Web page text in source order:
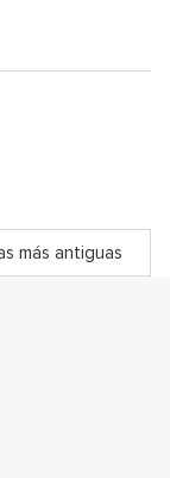
más antiguas